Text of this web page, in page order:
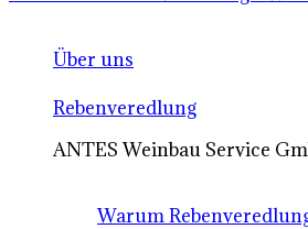
Über uns
Rebenveredlung
ANTES Weinbau Service
Warum